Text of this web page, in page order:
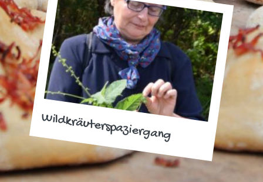
Wildkräuterspaziergang